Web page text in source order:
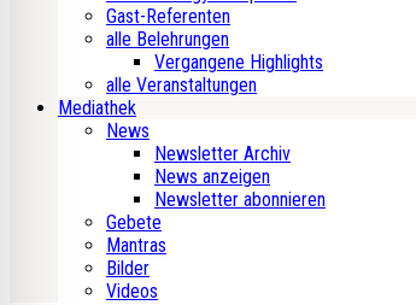
Gast-Referenten
alle Belehrungen
Vergangene Highlights
alle Veranstaltungen
Mediathek
News
Newsletter Archiv
News anzeigen
Newsletter abonnieren
Gebete
Mantras
Bilder
Videos